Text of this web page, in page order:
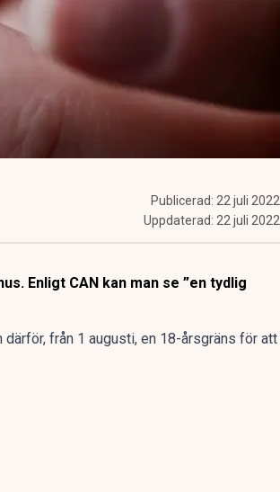
Publicerad: 22 juli 2022
Uppdaterad: 22 juli 2022
Enligt CAN kan man se ”en tydlig
från 1 augusti, en 18-årsgräns för att